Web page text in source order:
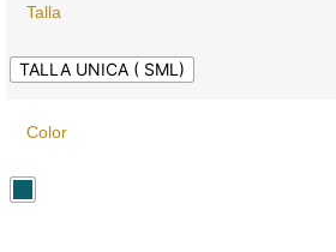
Talla
TALLA UNICA ( SML)
Color